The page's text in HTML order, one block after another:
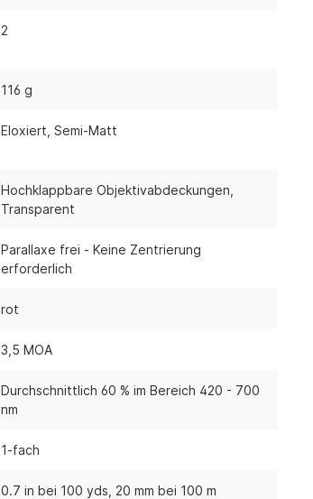
2
116 g
Eloxiert , Semi-Matt
Hochklappbare Objektivabdeckungen,
Transparent
Parallaxe frei - Keine Zentrierung
erforderlich
rot
3,5 MOA
Durchschnittlich 60 % im Bereich 420 - 700
nm
1-fach
0.7 in bei 100 yds , 20 mm bei 100 m